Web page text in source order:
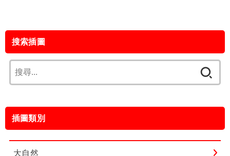
搜索插圖
尋
字:
插圖類別
大自然